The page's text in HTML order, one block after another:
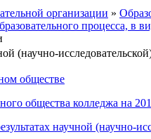
организации »
процесса, в
(научно-
обществе
общества колледжа на
научной (научно-